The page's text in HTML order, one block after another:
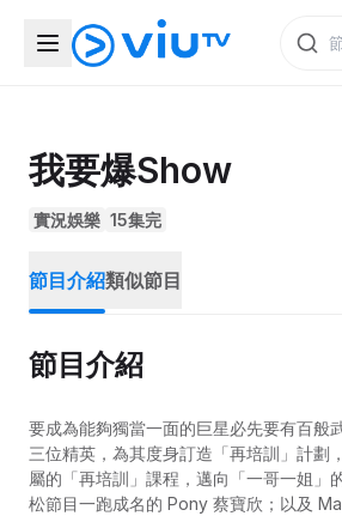
我要爆Show
實況娛樂 15集完
節目介紹類似節目
節目介紹
要成為能夠獨當一面的巨星必先要有百般
三位精英，為其度身訂造「再培訓」計
屬的「再培訓」課程，邁向「一哥一姐
松節目一跑成名的 Pony 蔡寶欣；以及